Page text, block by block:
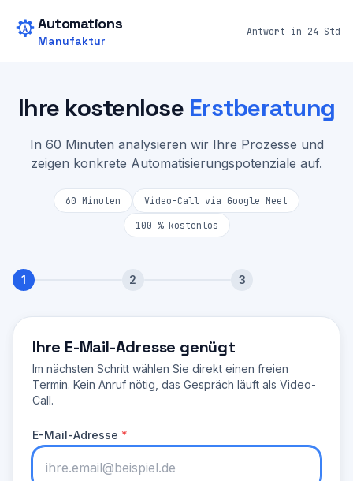
Automations
Manufaktur
Antwort in 24 Std
Ihre kostenlose Erstberatung
In 60 Minuten analysieren wir Ihre Prozesse und
zeigen konkrete Automatisierungspotenziale auf.
60 Minuten Video-Call via Google Meet
100 % kostenlos
1 2 3
Schritt
Ihre E-Mail-Adresse genügt
Im nächsten Schritt wählen Sie direkt einen freien
Termin. Kein Anruf nötig, das Gespräch läuft als Video-
Call.
E-Mail-Adresse *